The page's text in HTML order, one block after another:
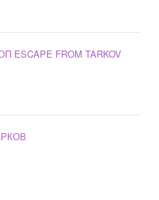
ESCAPE FROM TARKOV